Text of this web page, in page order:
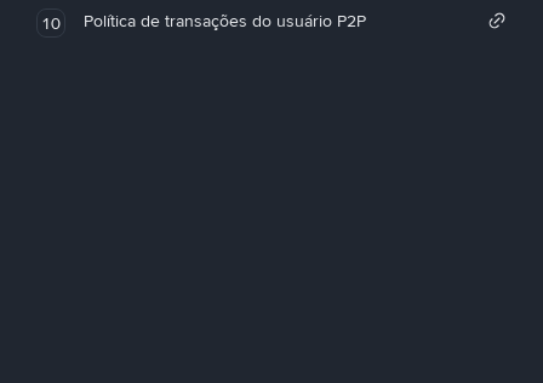
10 Política de transações do usuário P2P